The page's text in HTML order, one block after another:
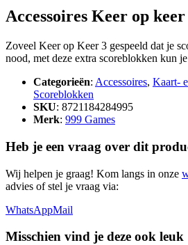
Accessoires Keer op
Zoveel Keer op Keer 3 gespeeld dat je
nood, met deze extra scoreblokken kun
Categorieën: Accessoires, Kaart-
Scoreblokken
SKU: 8721184284995
Merk: 999 Games
Heb je een vraag over dit
Wij helpen je graag! Kom langs in onze
advies of stel je vraag via:
WhatsAppMail
Misschien vind je deze ook leuk